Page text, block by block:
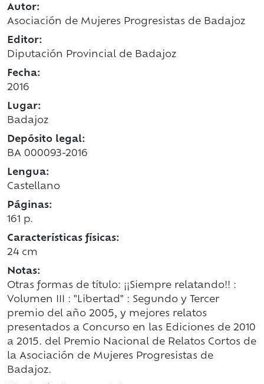
Autor:
Asociación de Mujeres Progresistas de Badajoz
Editor:
Diputación Provincial de Badajoz
Fecha:
2016
Lugar:
Badajoz
Depósito legal:
BA 000093-2016
Lengua:
Castellano
Páginas:
161 p.
Características físicas:
24 cm
Notas:
Otras formas de título: ¡¡Siempre relatando!! :
Volumen III : "Libertad" : Segundo y Tercer
premio del año 2005, y mejores relatos
presentados a Concurso en las Ediciones de 2010
a 2015. del Premio Nacional de Relatos Cortos de
la Asociación de Mujeres Progresistas de
Badajoz.